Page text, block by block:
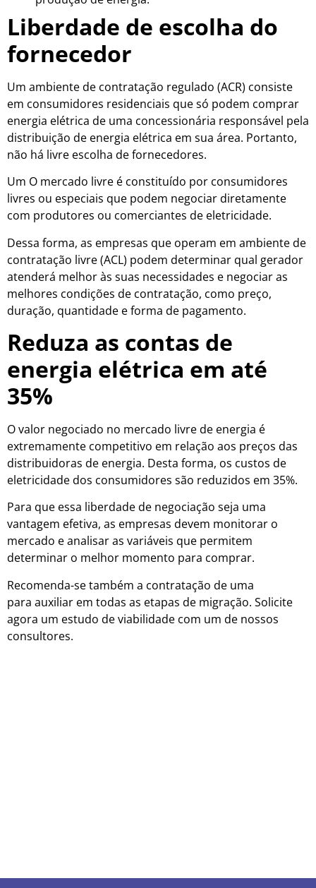
Liberdade de escolha do
fornecedor
Um ambiente de contratação regulado (ACR) consiste
em consumidores residenciais que só podem comprar
energia elétrica de uma concessionária responsável pela
distribuição de energia elétrica em sua área. Portanto,
não há livre escolha de fornecedores.
Um O mercado livre é constituído por consumidores
livres ou especiais que podem negociar diretamente
com produtores ou comerciantes de eletricidade.
Dessa forma, as empresas que operam em ambiente de
contratação livre (ACL) podem determinar qual gerador
atenderá melhor às suas necessidades e negociar as
melhores condições de contratação, como preço,
duração, quantidade e forma de pagamento.
Reduza as contas de
energia elétrica em até
35%
O valor negociado no mercado livre de energia é
extremamente competitivo em relação aos preços das
distribuidoras de energia. Desta forma, os custos de
eletricidade dos consumidores são reduzidos em 35%.
Para que essa liberdade de negociação seja uma
vantagem efetiva, as empresas devem monitorar o
mercado e analisar as variáveis que permitem
determinar o melhor momento para comprar.
Recomenda-se também a contratação de uma
para auxiliar em todas as etapas de migração. Solicite
agora um estudo de viabilidade com um de nossos
consultores.